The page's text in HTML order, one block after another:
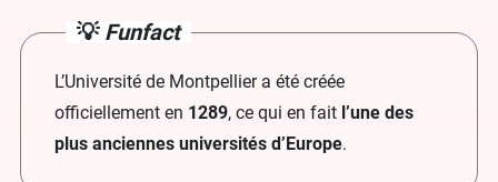
💡 Funfact
L’Université de Montpellier a été créée
officiellement en 1289, ce qui en fait l’une des
plus anciennes universités d’Europe.